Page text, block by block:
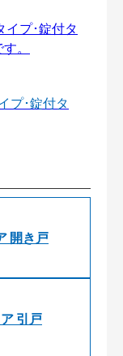
プ･錠付タ
開き戸
引戸